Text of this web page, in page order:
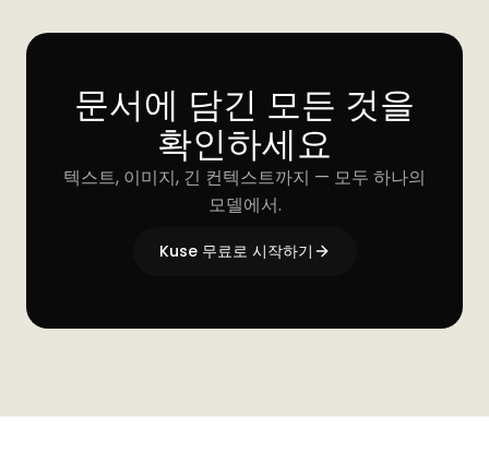
문서에 담긴 모든 것을
확인하세요
텍스트, 이미지, 긴 컨텍스트까지 — 모두 하나의
모델에서.
Kuse 무료로 시작하기